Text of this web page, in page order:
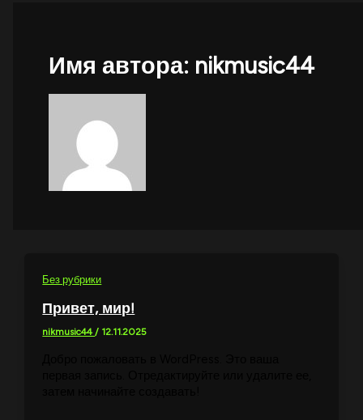
Имя автора: nikmusic44
Без рубрики
Привет, мир!
nikmusic44/ 12.11.2025